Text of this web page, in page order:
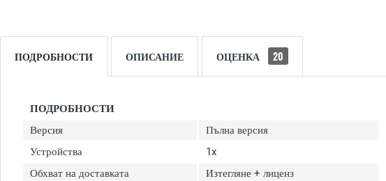
ПОДРОБНОСТИ ОПИСАНИЕ ОЦЕНКА 20
ПОДРОБНОСТИ
Версия
Пълна версия
Устройства
1x
Обхват на доставката
Изтегляне + лиценз